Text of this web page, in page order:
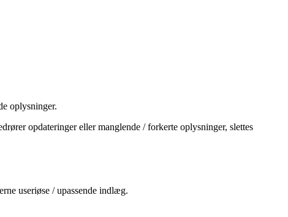
oplysninger.
opdateringer eller manglende / forkerte oplysninger, slettes
useriøse / upassende indlæg.